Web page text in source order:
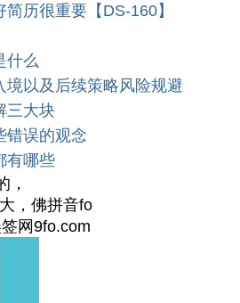
历很重要【DS-160】
什么
境以及后续策略风险规避
三大块
错误的观念
有哪些
，
，佛拼音fo
网9fo.com